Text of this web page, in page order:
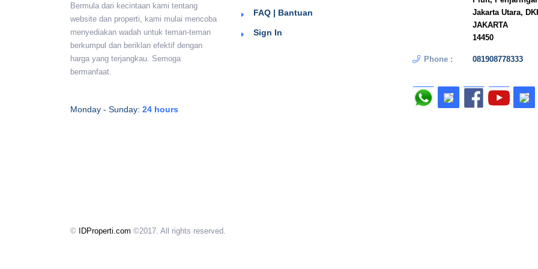
Bermula dari kecintaan kami tentang
website dan properti, kami mulai mencoba
menyediakan wadah untuk teman-teman
berkumpul dan beriklan efektif dengan
harga yang terjangkau. Semoga
bermanfaat.
Monday - Sunday: 24 hours
FAQ | Bantuan
Sign In
Jakarta Utara, DKI
JAKARTA
14450
Phone : 081908778333
© IDProperti.com ©2017. All rights reserved.